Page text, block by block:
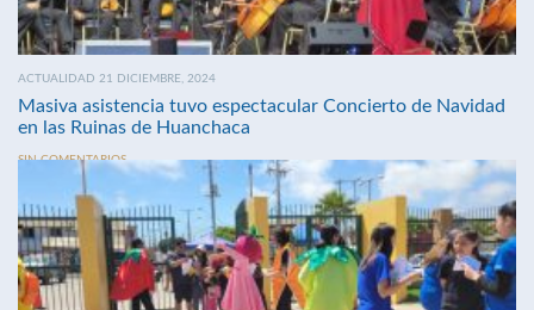
ACTUALIDAD 21 DICIEMBRE, 2024
Masiva asistencia tuvo espectacular Concierto de Navidad
en las Ruinas de Huanchaca
SIN COMENTARIOS